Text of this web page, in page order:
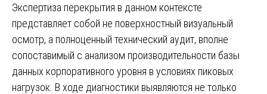
Экспертиза перекрытия в данном контексте
представляет собой не поверхностный визуальный
осмотр, а полноценный технический аудит, вполне
сопоставимый с анализом производительности базы
данных корпоративного уровня в условиях пиковых
нагрузок. В ходе диагностики выявляются не только